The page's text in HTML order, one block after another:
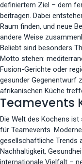
definiertem Ziel – dem
beitragen. Dabei
Raum finden, und neue
andere Weise
Beliebt sind besonders
Motto stehen:
Fusion-Gerichte oder
gesunder Gegenentwurf
afrikanischen Küche
Teamevents
Die Welt des Kochens
für Teamevents.
gesellschaftliche Trends
Nachhaltigkeit,
internationale Vielfalt –